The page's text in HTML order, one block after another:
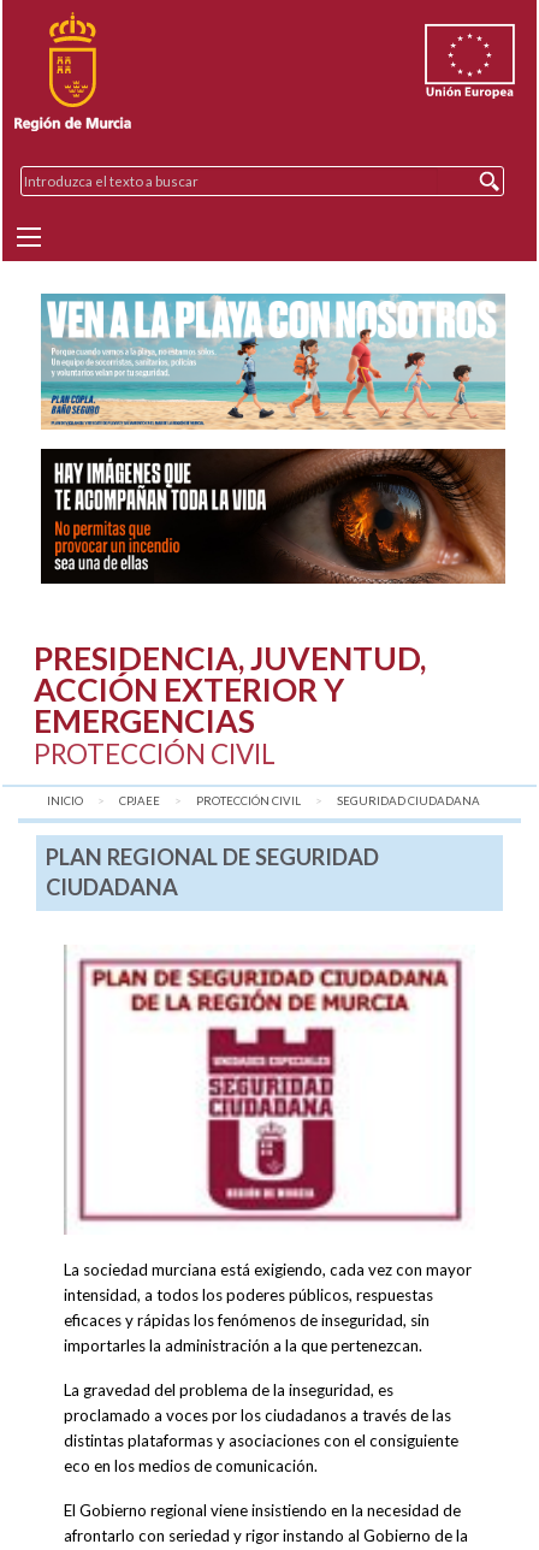
PRESIDENCIA, JUVENTUD,
ACCIÓN EXTERIOR Y
EMERGENCIAS
PROTECCIÓN CIVIL
INICIO CPJAEE PROTECCIÓN CIVIL AQUÍ:
SEGURIDAD CIUDADANA
PLAN REGIONAL DE SEGURIDAD
CIUDADANA
La sociedad murciana está exigiendo, cada vez con mayor
intensidad, a todos los poderes públicos, respuestas
eficaces y rápidas los fenómenos de inseguridad, sin
importarles la administración a la que pertenezcan.
La gravedad del problema de la inseguridad, es
proclamado a voces por los ciudadanos a través de las
distintas plataformas y asociaciones con el consiguiente
eco en los medios de comunicación.
El Gobierno regional viene insistiendo en la necesidad de
afrontarlo con seriedad y rigor instando al Gobierno de la